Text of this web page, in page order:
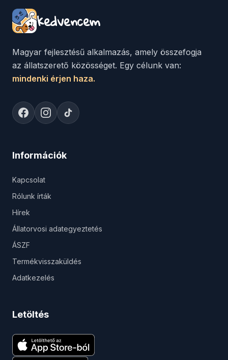
kedvencem
Magyar fejlesztésű alkalmazás, amely összefogja
az állatszerető közösséget. Egy célunk van:
mindenki érjen haza.
Információk
Kapcsolat
Rólunk írták
Hírek
Állatorvosi adategyeztetés
ÁSZF
Termékvisszaküldés
Adatkezelés
Letöltés